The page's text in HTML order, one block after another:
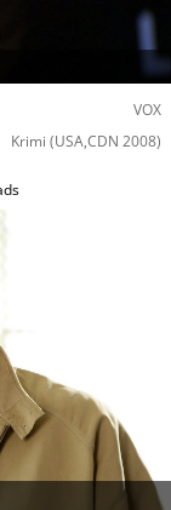
VOX
Krimi (USA,CDN 2008)